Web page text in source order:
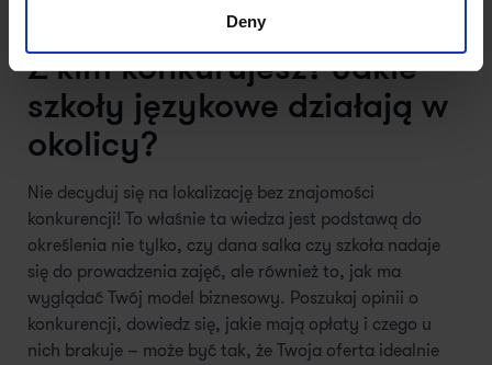
Deny
czynniki mogą Ci to lekko utrudniać.
Z kim konkurujesz? Jakie
szkoły językowe działają w
okolicy?
Nie decyduj się na lokalizację bez znajomości
konkurencji! To właśnie ta wiedza jest podstawą do
określenia nie tylko, czy dana salka czy szkoła nadaje
się do prowadzenia zajęć, ale również to, jak ma
wyglądać Twój model biznesowy. Poszukaj opinii o
konkurencji, dowiedz się, jakie mają opłaty i czego u
nich brakuje – może być tak, że Twoja oferta idealnie